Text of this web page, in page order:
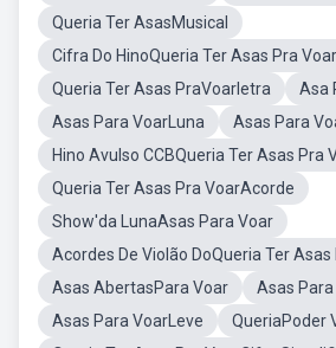
Queria Ter AsasMusical
Cifra Do HinoQueria Ter Asas Pra Voar
Queria Ter Asas PraVoarletra
Asa
Asas Para VoarLuna
Asas Para
Hino Avulso CCBQueria Ter Asas Pra
Queria Ter Asas Pra VoarAcorde
Show'da LunaAsas Para Voar
Acordes De Violão DoQueria Ter Asas
Asas AbertasPara Voar
Asas
Asas Para VoarLeve
QueriaPoder